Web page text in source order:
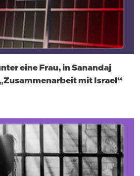
eine Frau, in Sanandaj
mit Israel“